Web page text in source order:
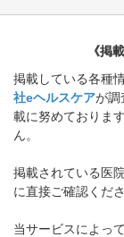
《掲
掲載している各種
社eヘルスケアが調
載に努めておりま
ん。
掲載されている医
に直接ご確認くださ
当サービスによっ